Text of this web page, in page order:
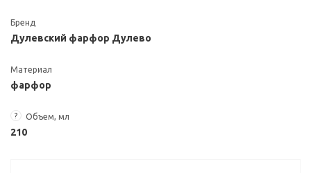
Бренд
Дулевский фарфор Дулево
Материал
фарфор
? Объем, мл
210